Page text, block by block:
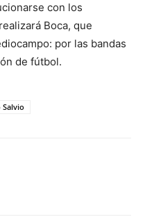
con los
Boca, que
por las bandas
de fútbol.
Salvio